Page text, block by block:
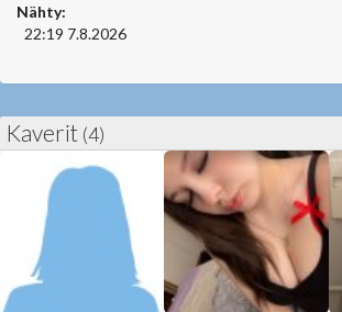
Nähty:
22:19 7.8.2026
Kaverit (4)